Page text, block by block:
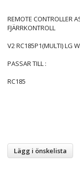
REMOTE CONTROLLER
FJÄRRKONTROLL
V2 RC185P1(MULTI) LG
PASSAR TILL :
RC185
Lägg i önskelista